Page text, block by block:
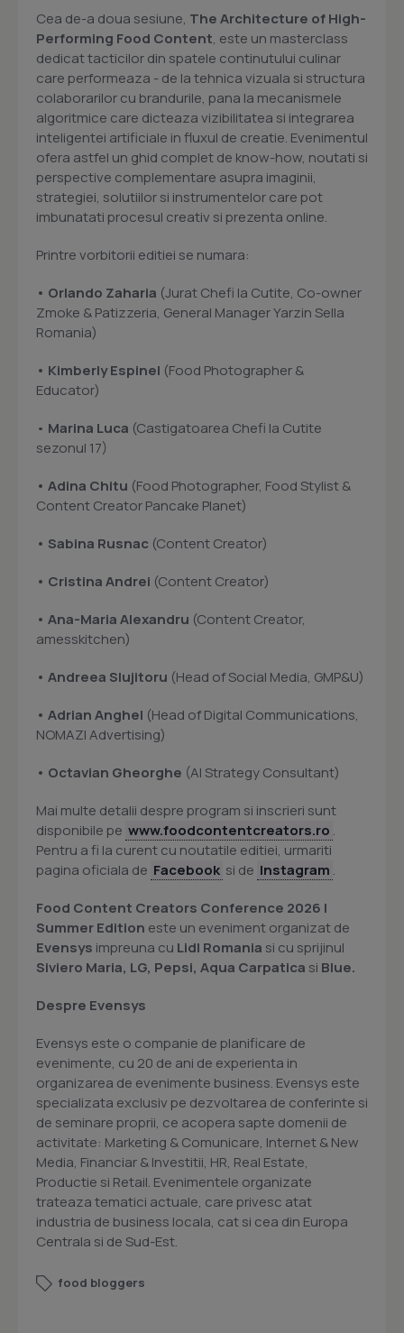
Cea de-a doua sesiune, The Architecture of High-
Performing Food Content, este un masterclass
dedicat tacticilor din spatele continutului culinar
care performeaza - de la tehnica vizuala si structura
colaborarilor cu brandurile, pana la mecanismele
algoritmice care dicteaza vizibilitatea si integrarea
inteligentei artificiale in fluxul de creatie. Evenimentul
ofera astfel un ghid complet de know-how, noutati si
perspective complementare asupra imaginii,
strategiei, solutiilor si instrumentelor care pot
imbunatati procesul creativ si prezenta online.
Printre vorbitorii editiei se numara:
• Orlando Zaharia (Jurat Chefi la Cutite, Co-owner
Zmoke & Patizzeria, General Manager Yarzin Sella
Romania)
• Kimberly Espinel (Food Photographer &
Educator)
• Marina Luca (Castigatoarea Chefi la Cutite
sezonul 17)
• Adina Chitu (Food Photographer, Food Stylist &
Content Creator Pancake Planet)
• Sabina Rusnac (Content Creator)
• Cristina Andrei (Content Creator)
• Ana-Maria Alexandru (Content Creator,
amesskitchen)
• Andreea Slujitoru (Head of Social Media, GMP&U)
• Adrian Anghel (Head of Digital Communications,
NOMAZI Advertising)
• Octavian Gheorghe (AI Strategy Consultant)
Mai multe detalii despre program si inscrieri sunt
disponibile pe www.foodcontentcreators.ro .
Pentru a fi la curent cu noutatile editiei, urmariti
pagina oficiala de Facebook si de Instagram .
Food Content Creators Conference 2026 |
Summer Edition este un eveniment organizat de
Evensys impreuna cu Lidl Romania si cu sprijinul
Siviero Maria, LG, Pepsi, Aqua Carpatica si Blue.
Despre Evensys
Evensys este o companie de planificare de
evenimente, cu 20 de ani de experienta in
organizarea de evenimente business. Evensys este
specializata exclusiv pe dezvoltarea de conferinte si
de seminare proprii, ce acopera sapte domenii de
activitate: Marketing & Comunicare, Internet & New
Media, Financiar & Investitii, HR, Real Estate,
Productie si Retail. Evenimentele organizate
trateaza tematici actuale, care privesc atat
industria de business locala, cat si cea din Europa
Centrala si de Sud-Est.
food bloggers